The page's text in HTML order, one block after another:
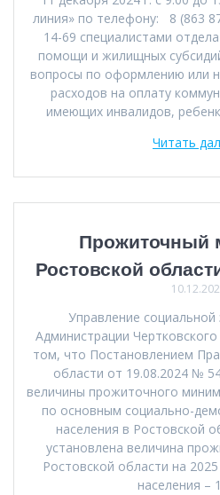
линия» по телефону: 8 (863
14-69 специалистами
помощи и жилищных
вопросы по оформлению или
расходов на оплату
имеющих инвалидов,
Читать
Прожиточный
Ростовской
Управление
Администрации
том, что Постановлением
области от 19.08.2024 №
величины прожиточного
по основным социально-
населения в Ростовской
установлена величина
Ростовской области на
населения –